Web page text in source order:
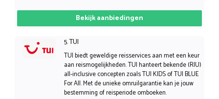
Bekijk aanbiedingen
5. TUI
TUI biedt geweldige reisservices aan met een keur
aan reismogelijkheden. TUI hanteert bekende (RIU)
all-inclusive concepten zoals TUI KIDS of TUI BLUE
For All. Met de unieke omruilgarantie kan je jouw
bestemming of reisperiode omboeken.